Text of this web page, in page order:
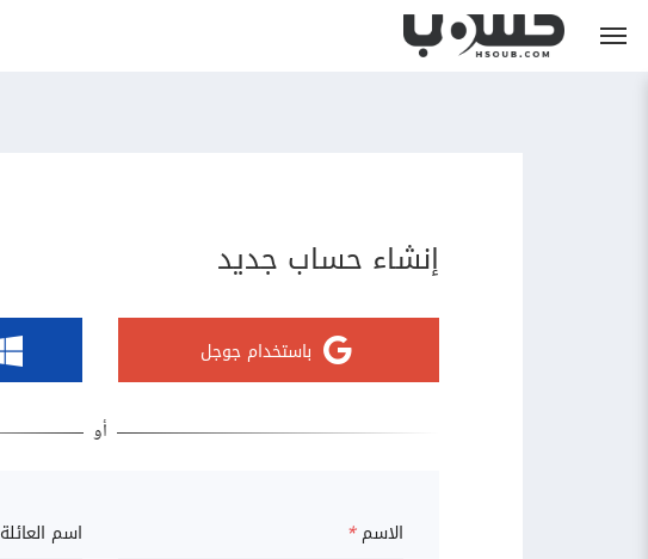
إنشاء حساب جديد
باستخدام جوجل
الاسم * اسم العائلة